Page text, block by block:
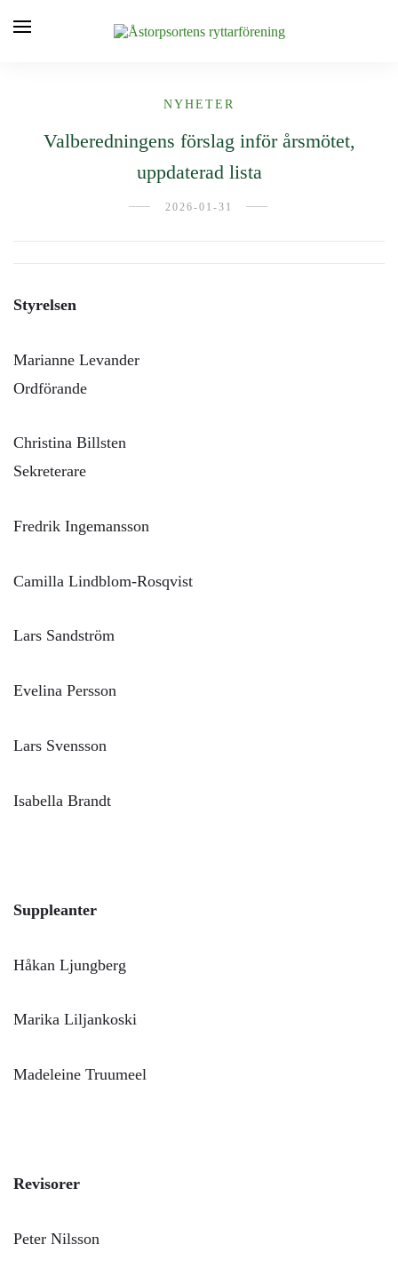
NYHETER
Valberedningens förslag inför årsmötet,
uppdaterad lista
2026-01-31
Styrelsen
Marianne Levander
Ordförande
Christina Billsten
Sekreterare
Fredrik Ingemansson
Camilla Lindblom-Rosqvist
Lars Sandström
Evelina Persson
Lars Svensson
Isabella Brandt
Suppleanter
Håkan Ljungberg
Marika Liljankoski
Madeleine Truumeel
Revisorer
Peter Nilsson